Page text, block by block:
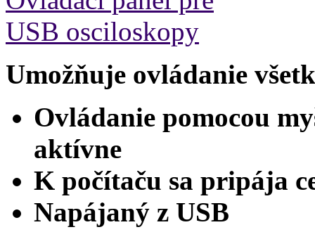
Umožňuje ovládanie
Ovládanie pomocou
aktívne
K počítaču sa pripája
Napájaný z USB